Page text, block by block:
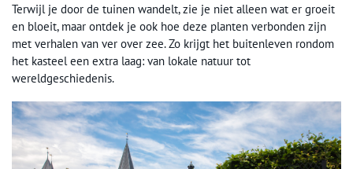
Terwijl je door de tuinen wandelt, zie je niet alleen wat er groeit
en bloeit, maar ontdek je ook hoe deze planten verbonden zijn
met verhalen van ver over zee. Zo krijgt het buitenleven rondom
het kasteel een extra laag: van lokale natuur tot
wereldgeschiedenis.